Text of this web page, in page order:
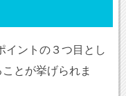
イントの３つ目とし
とが挙げられま